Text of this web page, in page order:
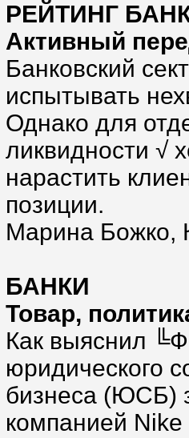
РЕЙТИНГ
Активный
Банковский
испытывать
Однако для
ликвидности √
нарастить
позиции.
Марина Божко,
БАНКИ
Товар,
Как выяснил
юридического
бизнеса (ЮСБ)
компанией